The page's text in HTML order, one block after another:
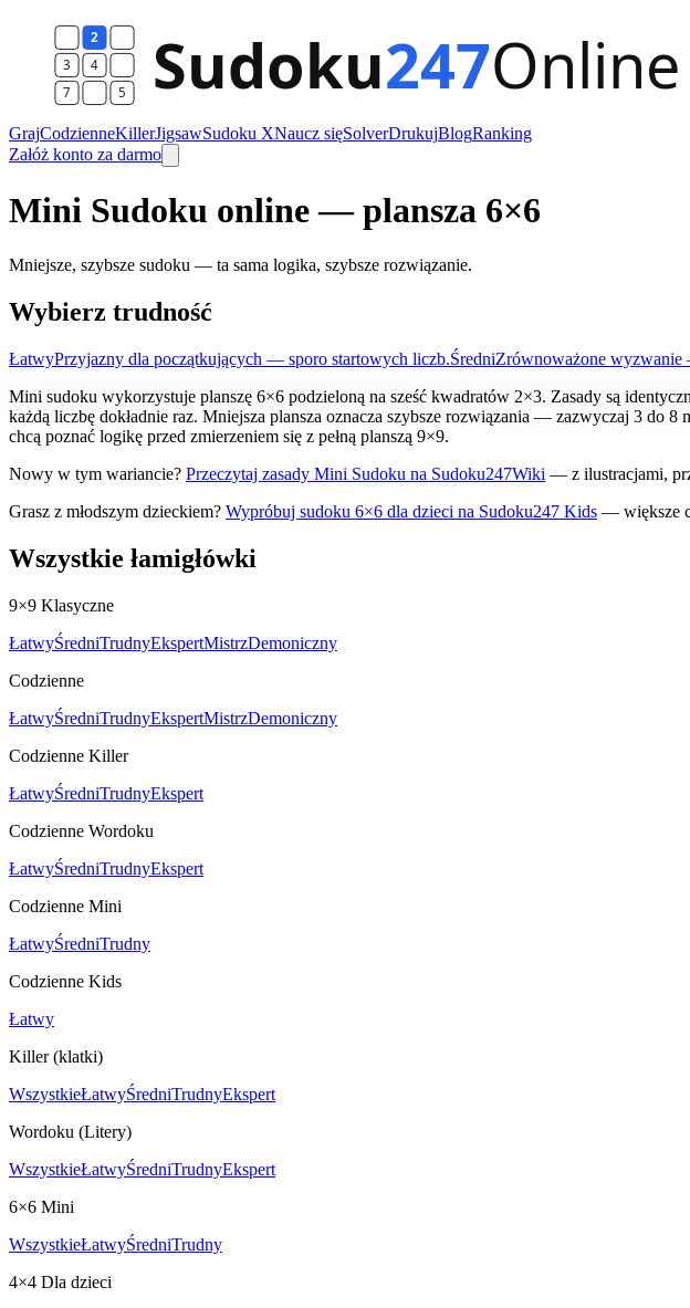
GrajCodzienneKillerJigsawSudoku XNaucz sięSolverDrukujBlogRanking
Załóż konto za darmo
Mini Sudoku online — plansza 6×6
Mniejsze, szybsze sudoku — ta sama logika, szybsze rozwiązanie.
Wybierz trudność
ŁatwyPrzyjazny dla początkujących — sporo startowych liczb.ŚredniZrównoważone
Mini sudoku wykorzystuje planszę 6×6 podzieloną na sześć kwadratów 2×3. Zasady są
każdą liczbę dokładnie raz. Mniejsza plansza oznacza szybsze rozwiązania — zazwyczaj 3
chcą poznać logikę przed zmierzeniem się z pełną planszą 9×9.
Nowy w tym wariancie? Przeczytaj zasady Mini Sudoku na Sudoku247Wiki — z ilustracjami,
Grasz z młodszym dzieckiem? Wypróbuj sudoku 6×6 dla dzieci na Sudoku247 Kids — większe
Wszystkie łamigłówki
9×9 Klasyczne
ŁatwyŚredniTrudnyEkspertMistrzDemoniczny
Codzienne
ŁatwyŚredniTrudnyEkspertMistrzDemoniczny
Codzienne Killer
ŁatwyŚredniTrudnyEkspert
Codzienne Wordoku
ŁatwyŚredniTrudnyEkspert
Codzienne Mini
ŁatwyŚredniTrudny
Codzienne Kids
Łatwy
Killer (klatki)
WszystkieŁatwyŚredniTrudnyEkspert
Wordoku (Litery)
WszystkieŁatwyŚredniTrudnyEkspert
6×6 Mini
WszystkieŁatwyŚredniTrudny
4×4 Dla dzieci